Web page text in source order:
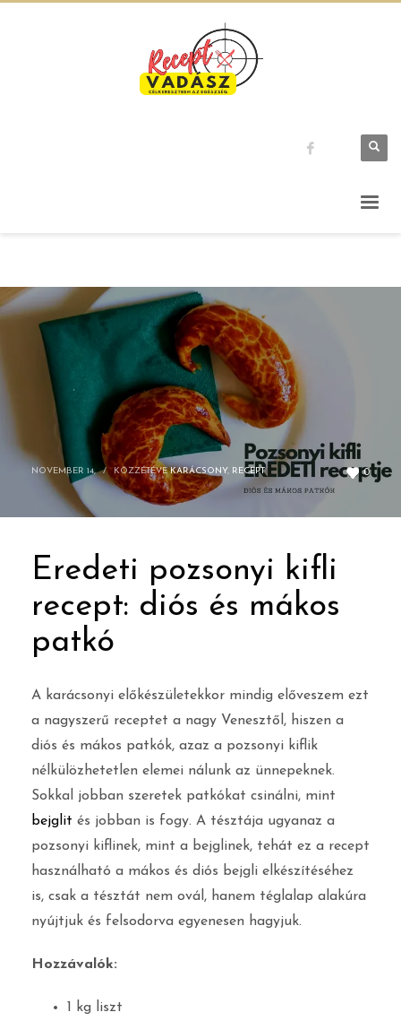
0
NOVEMBER 14, / KÖZZÉTÉVEKARÁCSONY, RECEPT
Eredeti pozsonyi kifli
recept: diós és mákos
patkó
A karácsonyi előkészületekkor mindig előveszem ezt
a nagyszerű receptet a nagy Venesztől, hiszen a
diós és mákos patkók, azaz a pozsonyi kiflik
nélkülözhetetlen elemei nálunk az ünnepeknek.
Sokkal jobban szeretek patkókat csinálni, mint
bejglit és jobban is fogy. A tésztája ugyanaz a
pozsonyi kiflinek, mint a bejglinek, tehát ez a recept
használható a mákos és diós bejgli elkészítéséhez
is, csak a tésztát nem ovál, hanem téglalap alakúra
nyújtjuk és felsodorva egyenesen hagyjuk.
Hozzávalók:
1 kg liszt